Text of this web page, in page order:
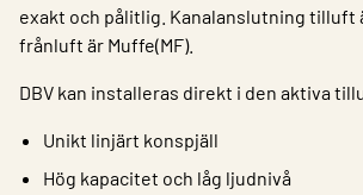
exakt och pålitlig. Kanalanslutning tilluft
frånluft är Muffe(MF).
DBV kan installeras direkt i den aktiva
Unikt linjärt konspjäll
Hög kapacitet och låg ljudnivå